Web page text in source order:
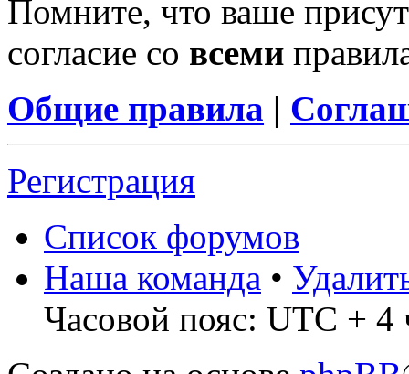
Помните, что ваше
согласие со всеми
Общие правила |
Регистрация
Список форумов
Наша команда •
Часовой пояс: UTC + 4